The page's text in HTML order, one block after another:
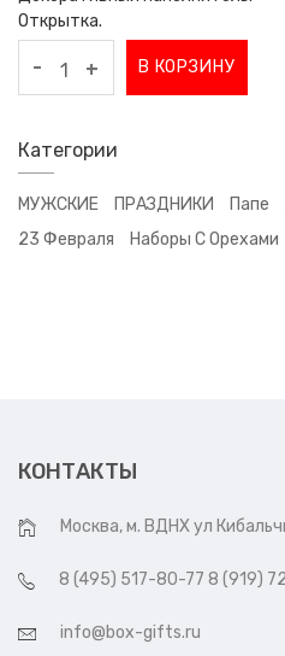
Открытка.
- + В КОРЗИНУ
Категории
МУЖСКИЕ ПРАЗДНИКИ Папе
23 Февраля
Наборы С Орехами
КОНТАКТЫ
Москва, м. ВДНХ ул
8 (495) 517-80-77 8 (919)
info@box-gifts.ru